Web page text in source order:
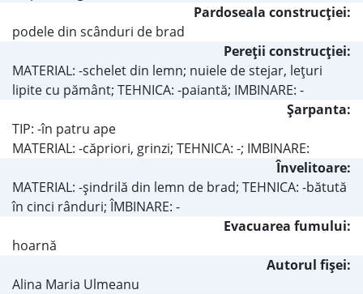
Pardoseala construcţiei:
podele din scânduri de brad
Pereţii construcţiei:
MATERIAL: -schelet din lemn; nuiele de stejar, leţuri
lipite cu pământ; TEHNICA: -paiantă; IMBINARE: -
Şarpanta:
TIP: -în patru ape
MATERIAL: -căpriori, grinzi; TEHNICA: -; IMBINARE:
Învelitoare:
MATERIAL: -șindrilă din lemn de brad; TEHNICA: -bătută
în cinci rânduri; ÎMBINARE: -
Evacuarea fumului:
hoarnă
Autorul fişei:
Alina Maria Ulmeanu